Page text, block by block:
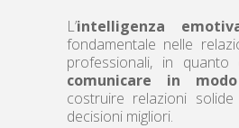
L’intelligenza
fondamentale nelle
professionali, in
comunicare in
costruire relazioni
decisioni migliori.